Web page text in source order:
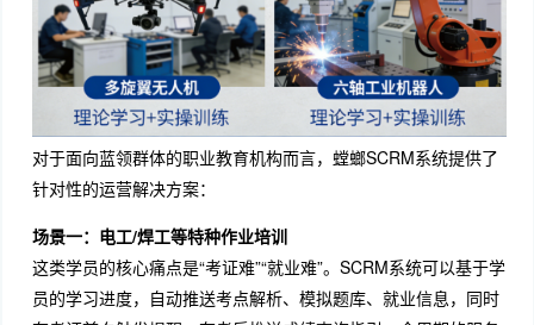
对于面向蓝领群体的职业教育机构而言，螳螂SCRM系统提供了
针对性的运营解决方案：
场景一：电工/焊工等特种作业培训
这类学员的核心痛点是“考证难”“就业难”。SCRM系统可以基于学
员的学习进度，自动推送考点解析、模拟题库、就业信息，同时